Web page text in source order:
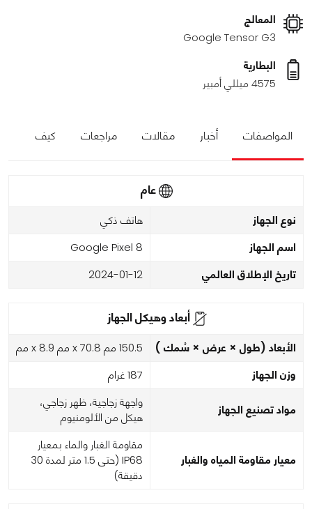
المعالج
Google Tensor G3
البطارية
4575 ميللي أمبير
المواصفات أخبار مقالات مراجعات كيف
عام
نوع الجهاز هاتف ذكي
اسم الجهاز Google Pixel 8
تاريخ الإطلاق العالمي 2024-01-12
أبعاد وهيكل الجهاز
الأبعاد (طول × عرض × سُمك ) 150.5 مم x 70.8 مم x 8.9 مم
وزن الجهاز 187 غرام
مواد تصنيع الجهاز
واجهة زجاجية، ظهر زجاجي،
هيكل من الألومنيوم
معيار مقاومة المياه والغبار
مقاومة الغبار والماء بمعيار
IP68 (حتى 1.5 متر لمدة 30
دقيقة)